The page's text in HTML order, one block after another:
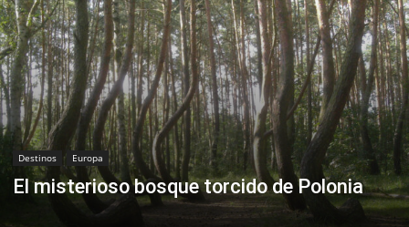
Destinos Europa
El misterioso bosque torcido de Polonia